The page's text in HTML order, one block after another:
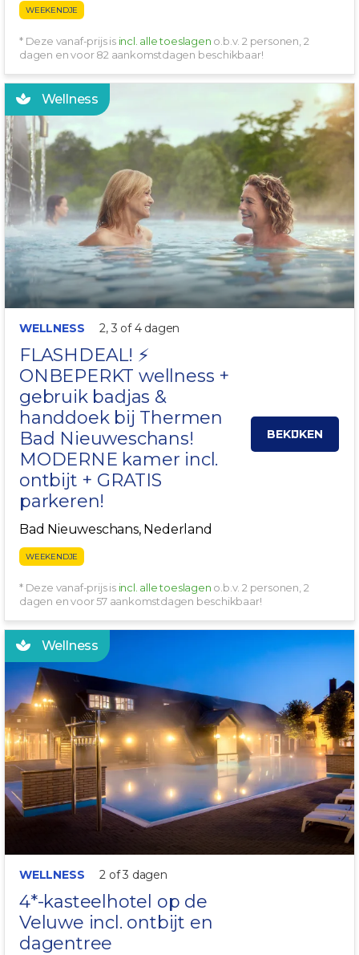
WEEKENDJE
* Deze vanaf-prijs is incl. alle toeslagen o.b.v. 2 personen, 2
dagen en voor 82 aankomstdagen beschikbaar!
Wellness
NU EXTRA VOORDELIG!
WELLNESS 2, 3 of 4 dagen
FLASHDEAL! ⚡
ONBEPERKT wellness +
gebruik badjas &
handdoek bij Thermen
Bad Nieuweschans!
MODERNE kamer incl.
ontbijt + GRATIS
parkeren!
Bad Nieuweschans, Nederland
WEEKENDJE
BEKIJKEN
* Deze vanaf-prijs is incl. alle toeslagen o.b.v. 2 personen, 2
dagen en voor 57 aankomstdagen beschikbaar!
Wellness
HEERLIJK ONTSPANNEN!
WELLNESS 2 of 3 dagen
4*-kasteelhotel op de
Veluwe incl. ontbijt en
dagentree